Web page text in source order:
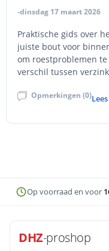
-dinsdag 17 maart 2026
Praktische gids over
juiste bout voor
om roestproblemen
verschil tussen
selecteert op basis
Opmerkingen (0)
Op voorraad en voor
DHZ-proshop